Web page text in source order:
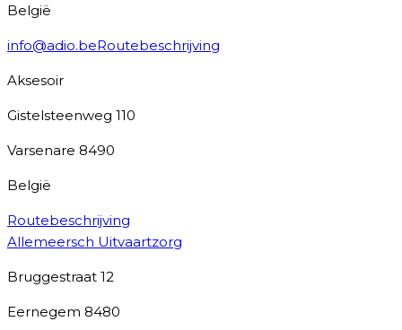
België
info@adio.beRoutebeschrijving
Aksesoir
Gistelsteenweg 110
Varsenare 8490
België
Routebeschrijving
Allemeersch Uitvaartzorg
Bruggestraat 12
Eernegem 8480